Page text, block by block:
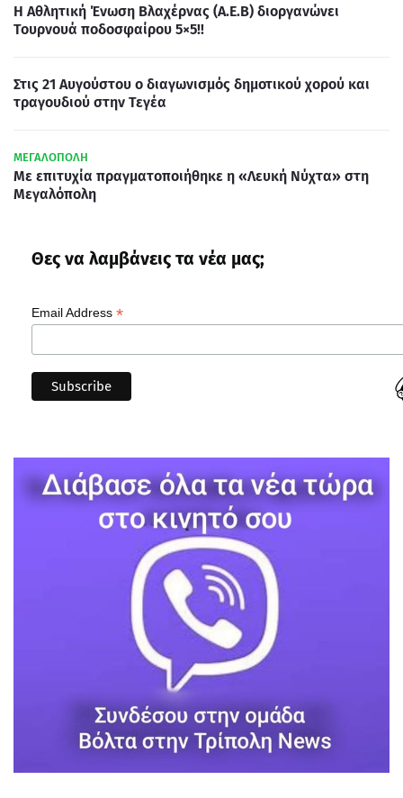
Η Αθλητική Ένωση Βλαχέρνας (Α.Ε.Β) διοργανώνει
Τουρνουά ποδοσφαίρου 5×5!!
Στις 21 Αυγούστου ο διαγωνισμός δημοτικού χορού και
τραγουδιού στην Τεγέα
ΜΕΓΑΛΟΠΟΛΗ
Με επιτυχία πραγματοποιήθηκε η «Λευκή Νύχτα» στη
Μεγαλόπολη
Θες να λαμβάνεις τα νέα μας;
Email Address *